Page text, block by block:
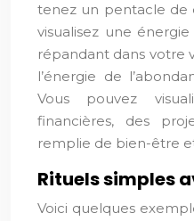
tenez un pentacle de
visualisez une
répandant dans votre
l’énergie de
Vous pouvez
financières, des
remplie de bien-être
Rituels simples
Voici quelques